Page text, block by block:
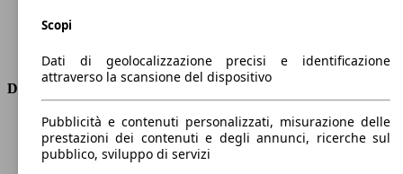
Trasmissione
Dimensioni
Lunghezza
4360 mm
Altezza
1810 mm
Larghezza
Scopi
Dati di geolocalizzazione precisi e identificazione
attraverso la scansione del dispositivo
Pubblicità e contenuti personalizzati, misurazione delle
prestazioni dei contenuti e degli annunci, ricerche sul
pubblico, sviluppo di servizi